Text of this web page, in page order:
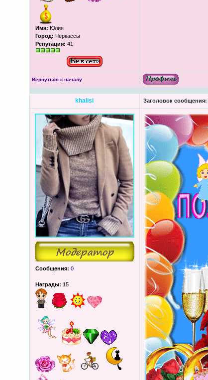
Имя: Юлия
Город: Черкассы
Репутация: 41
Вернуться к началу
khalisi Заголовок сообщения:
Сообщения: 0
Награды: 15